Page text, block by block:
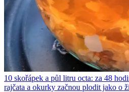
10 skořápek a půl litru octa: za 48
rajčata a okurky začnou plodit jako o